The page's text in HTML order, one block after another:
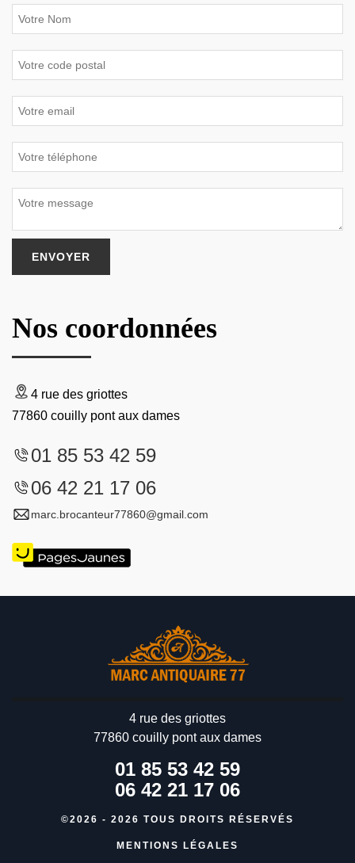
Nos coordonnées
4 rue des griottes
77860 couilly pont aux dames
01 85 53 42 59
06 42 21 17 06
marc.brocanteur77860@gmail.com
4 rue des griottes
77860 couilly pont aux dames
01 85 53 42 59
06 42 21 17 06
©2026 - 2026 TOUS DROITS RÉSERVÉS
MENTIONS LÉGALES